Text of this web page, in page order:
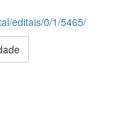
editais/0/1/5465/